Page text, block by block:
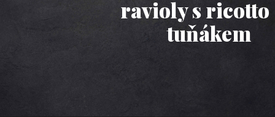
ravioly s ricottou a
tuňákem